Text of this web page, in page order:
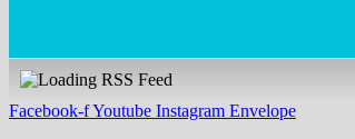
Facebook-fYoutube Instagram Envelope